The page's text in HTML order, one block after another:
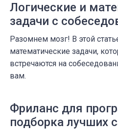
Логические и
задачи с
Разомнем мозг! В этой
математические задачи,
встречаются на
вам.
Фриланс для
подборка лучших